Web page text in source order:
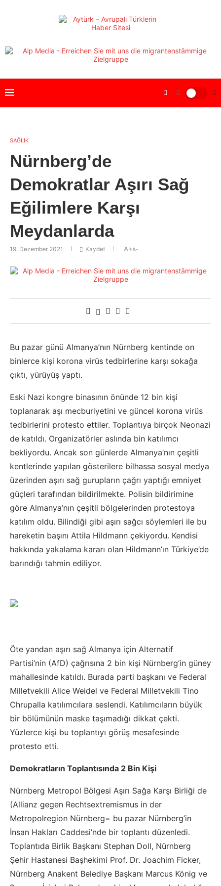
SAĞLIK
Nürnberg’de
Demokratlar Aşırı Sağ
Eğilimlere Karşı
Meydanlarda
19. Dezember 2021 Kaydet A+A-
Bu pazar günü Almanya’nın Nürnberg kentinde on
binlerce kişi korona virüs tedbirlerine karşı sokağa
çıktı, yürüyüş yaptı.
Eski Nazi kongre binasının önünde 12 bin kişi
toplanarak aşı mecburiyetini ve güncel korona virüs
tedbirlerini protesto ettiler. Toplantıya birçok Neonazi
de katıldı. Organizatörler aslında bin katılımcı
bekliyordu. Ancak son günlerde Almanya’nın çeşitli
kentlerinde yapılan gösterilere bilhassa sosyal medya
üzerinden aşırı sağ gurupların çağrı yaptığı emniyet
güçleri tarafından bildirilmekte. Polisin bildirimine
göre Almanya’nın çeşitli bölgelerinden protestoya
katılım oldu. Bilindiği gibi aşırı sağcı söylemleri ile bu
hareketin başını Attila Hildmann çekiyordu. Kendisi
hakkında yakalama kararı olan Hildmann’ın Türkiye’de
barındığı tahmin ediliyor.
Öte yandan aşırı sağ Almanya için Alternatif
Partisi’nin (AfD) çağrısına 2 bin kişi Nürnberg’in güney
mahallesinde katıldı. Burada parti başkanı ve Federal
Milletvekili Alice Weidel ve Federal Milletvekili Tino
Chrupalla katılımcılara seslendi. Katılımcıların büyük
bir bölümünün maske taşımadığı dikkat çekti.
Yüzlerce kişi bu toplantıyı görüş mesafesinde
protesto etti.
Demokratların Toplantısında 2 Bin Kişi
Nürnberg Metropol Bölgesi Aşırı Sağa Karşı Birliği de
(Allianz gegen Rechtsextremismus in der
Metropolregion Nürnberg= bu pazar Nürnberg’in
İnsan Hakları Caddesi’nde bir toplantı düzenledi.
Toplantıda Birlik Başkanı Stephan Doll, Nürnberg
Şehir Hastanesi Başhekimi Prof. Dr. Joachim Ficker,
Nürnberg Anakent Belediye Başkanı Marcus König ve